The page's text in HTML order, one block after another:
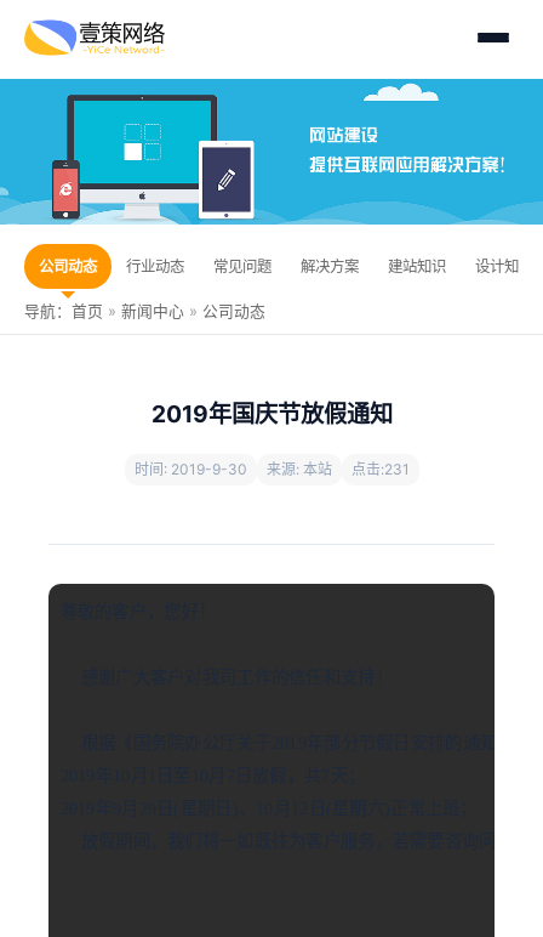
公司动态 行业动态 常见问题 解决方案 建站知识 设计知识
导航： 首页 » 新闻中心 » 公司动态
2019年国庆节放假通知
时间: 2019-9-30 来源: 本站 点击:231